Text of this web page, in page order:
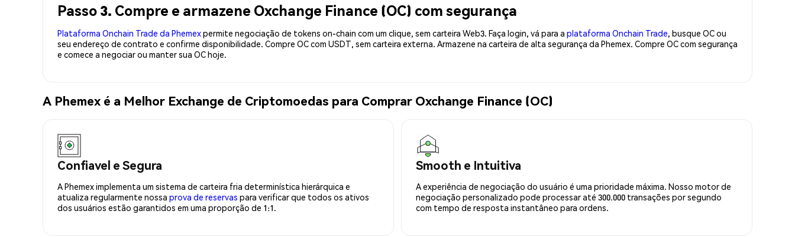
Passo 3. Compre e armazene Oxchange Finance (OC) com segurança
Plataforma Onchain Trade da Phemexpermite negociação de tokens on-chain com um clique, sem carteira Web3. Faça login, vá para a plataforma Onchain Trade, busque OC ou
seu endereço de contrato e confirme disponibilidade. Compre OC com USDT, sem carteira externa. Armazene na carteira de alta segurança da Phemex. Compre OC com segurança
e comece a negociar ou manter sua OC hoje.
A Phemex é a Melhor Exchange de Criptomoedas para Comprar Oxchange Finance (OC)
Confiavel e Segura
A Phemex implementa um sistema de carteira fria determinística hierárquica e
atualiza regularmente nossa prova de reservas para verificar que todos os ativos
dos usuários estão garantidos em uma proporção de 1:1.
Smooth e Intuitiva
A experiência de negociação do usuário é uma prioridade máxima. Nosso motor de
negociação personalizado pode processar até 300.000 transações por segundo
com tempo de resposta instantâneo para ordens.